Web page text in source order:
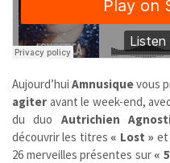
Aujourd’hui Amnusiquevous
agiter avant le week-end,
du duo Autrichien
découvrir les titres « Lost » et
26 merveilles présentes sur «